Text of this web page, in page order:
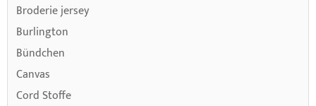
Broderie jersey
Burlington
Bündchen
Canvas
Cord Stoffe